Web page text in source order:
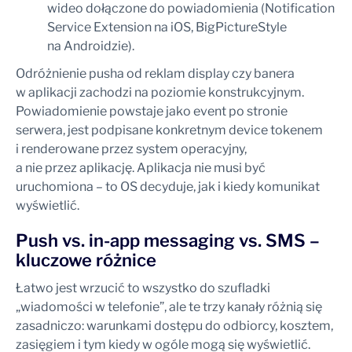
wideo dołączone do powiadomienia (Notification
Service Extension na iOS, BigPictureStyle
na Androidzie).
Odróżnienie pusha od reklam display czy banera
w aplikacji zachodzi na poziomie konstrukcyjnym.
Powiadomienie powstaje jako event po stronie
serwera, jest podpisane konkretnym device tokenem
i renderowane przez system operacyjny,
a nie przez aplikację. Aplikacja nie musi być
uruchomiona – to OS decyduje, jak i kiedy komunikat
wyświetlić.
Push vs. in-app messaging vs. SMS –
kluczowe różnice
Łatwo jest wrzucić to wszystko do szufladki
„wiadomości w telefonie”, ale te trzy kanały różnią się
zasadniczo: warunkami dostępu do odbiorcy, kosztem,
zasięgiem i tym kiedy w ogóle mogą się wyświetlić.